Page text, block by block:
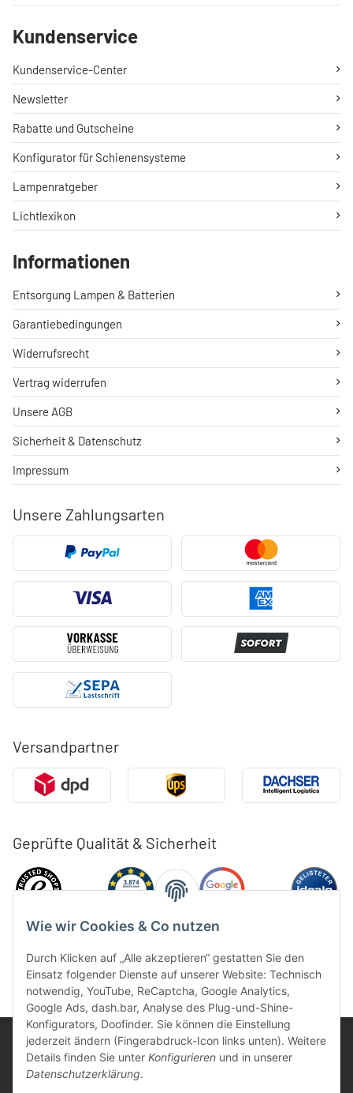
Wie wir Cookies & Co nutzen
Durch Klicken auf „Alle akzeptieren“ gestatten Sie den
Einsatz folgender Dienste auf unserer Website: Technisch
notwendig, YouTube, ReCaptcha, Google Analytics,
Google Ads, dash.bar, Analyse des Plug-und-Shine-
Konfigurators, Doofinder. Sie können die Einstellung
jederzeit ändern (Fingerabdruck-Icon links unten). Weitere
Details finden Sie unter Konfigurieren und in unserer
Datenschutzerklärung.
Unsere Zahlungsarten
Versandpartner
Geprüfte Qualität & Sicherheit
Kundenservice
Kundenservice-Center
Newsletter
Rabatte und Gutscheine
Konfigurator für Schienensysteme
Lampenratgeber
Lichtlexikon
Informationen
Entsorgung Lampen & Batterien
Garantiebedingungen
Widerrufsrecht
Vertrag widerrufen
Unsere AGB
Sicherheit & Datenschutz
Impressum